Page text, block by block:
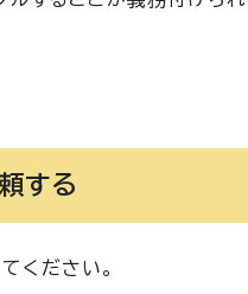
する
ください。